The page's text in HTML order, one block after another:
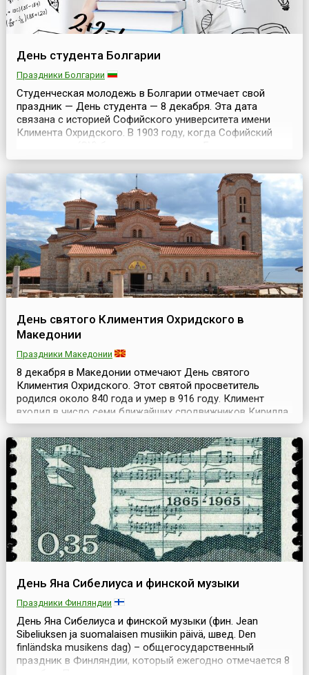
День студента Болгарии
Праздники Болгарии
Студенческая молодежь в Болгарии отмечает свой
праздник — День студента — 8 декабря. Эта дата
связана с историей Софийского университета имени
Климента Охридского. В 1903 году, когда Софийский
учебным заведением, академический совет при СУ
решил объявить 8 декабря патронным праздником
университета. По церковному календарю именно тогда
отмечал...
День святого Климентия Охридского в
Македонии
Праздники Македонии
8 декабря в Македонии отмечают День святого
Климентия Охридского. Этот святой просветитель
родился около 840 года и умер в 916 году. Климент
входил в число семи ближайших сподвижников Кирилла
и Мефодия, приложил немало усилий для
распространения славянской письменности.
Просветительской деятельностью Климентий занимался
а городи Охрид, расположенном на территории
современной Македонии.После см...
День Яна Сибелиуса и финской музыки
Праздники Финляндии
День Яна Сибелиуса и финской музыки (фин. Jean
Sibeliuksen ja suomalaisen musiikin päivä, швед. Den
finländska musikens dag) – общегосударственный
праздник в Финляндии, который ежегодно отмечается 8